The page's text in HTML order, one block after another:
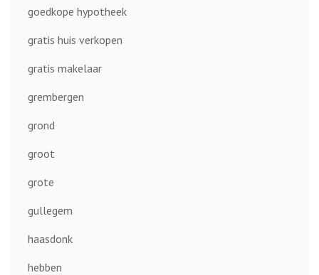
goedkope hypotheek
gratis huis verkopen
gratis makelaar
grembergen
grond
groot
grote
gullegem
haasdonk
hebben